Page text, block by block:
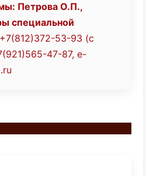
Петрова О.П.,
специальной
53-93 (с
47-87, e-